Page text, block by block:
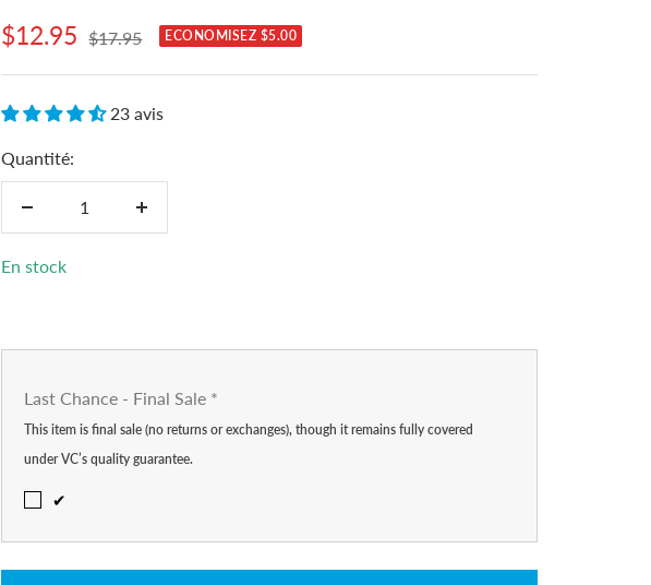
Prix
de
vente
$12.95 Prix
$17.95 ECONOMISEZ $5.00
23 avis
Quantité:
Réduire
quantité
En stock
Last Chance - Final Sale *
This item is final sale (no returns or exchanges), though it remains fully covered
under VC’s quality guarantee.
✔